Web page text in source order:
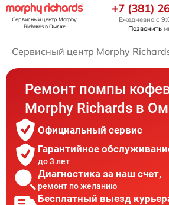
Сервисный центр Morphy
Richardsв Омске
+7 (381)
Ежедневно с
Позвонить
Сервисный центр Morphy
Ремонт помпы
Morphy Richards в
Официальный сервис
Гарантийное
до 3 лет
Диагностика за наш счет,
ремонт по желанию
Бесплатный выезд